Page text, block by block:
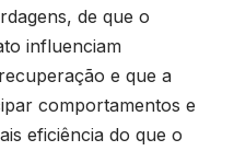
de que o
influenciam
e que a
comportamentos e
eficiência do que o